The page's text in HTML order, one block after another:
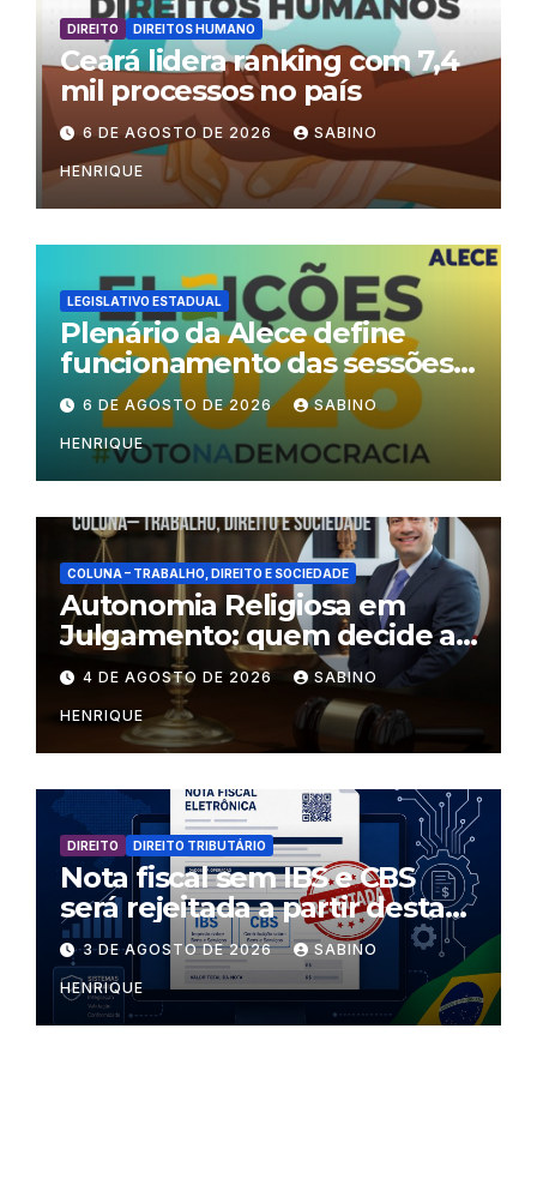
DIREITO DIREITOS HUMANO
Ceará lidera ranking com 7,4
mil processos no país
6 DE AGOSTO DE 2026 SABINO
HENRIQUE
LEGISLATIVO ESTADUAL
Plenário da Alece define
funcionamento das sessões
durante o período eleitoral
6 DE AGOSTO DE 2026 SABINO
HENRIQUE
COLUNA – TRABALHO, DIREITO E SOCIEDADE
Autonomia Religiosa em
Julgamento: quem decide as
regras dentro dos templos?
4 DE AGOSTO DE 2026 SABINO
HENRIQUE
DIREITO DIREITO TRIBUTÁRIO
Nota fiscal sem IBS e CBS
será rejeitada a partir desta
segunda-feira
3 DE AGOSTO DE 2026 SABINO
HENRIQUE